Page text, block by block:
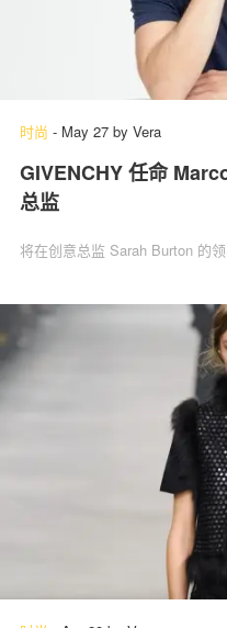
时尚 - May 27 by Vera
GIVENCHY 任命
总监
将在创意总监 Sarah Burton 的领